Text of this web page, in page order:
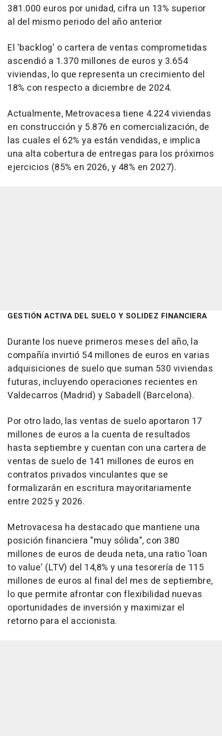
381.000 euros por unidad, cifra un 13% superior
al del mismo periodo del año anterior
El 'backlog' o cartera de ventas comprometidas
ascendió a 1.370 millones de euros y 3.654
viviendas, lo que representa un crecimiento del
18% con respecto a diciembre de 2024.
Actualmente, Metrovacesa tiene 4.224 viviendas
en construcción y 5.876 en comercialización, de
las cuales el 62% ya están vendidas, e implica
una alta cobertura de entregas para los próximos
ejercicios (85% en 2026, y 48% en 2027).
GESTIÓN ACTIVA DEL SUELO Y SOLIDEZ FINANCIERA
Durante los nueve primeros meses del año, la
compañía invirtió 54 millones de euros en varias
adquisiciones de suelo que suman 530 viviendas
futuras, incluyendo operaciones recientes en
Valdecarros (Madrid) y Sabadell (Barcelona).
Por otro lado, las ventas de suelo aportaron 17
millones de euros a la cuenta de resultados
hasta septiembre y cuentan con una cartera de
ventas de suelo de 141 millones de euros en
contratos privados vinculantes que se
formalizarán en escritura mayoritariamente
entre 2025 y 2026.
Metrovacesa ha destacado que mantiene una
posición financiera "muy sólida", con 380
millones de euros de deuda neta, una ratio 'loan
to value' (LTV) del 14,8% y una tesorería de 115
millones de euros al final del mes de septiembre,
lo que permite afrontar con flexibilidad nuevas
oportunidades de inversión y maximizar el
retorno para el accionista.